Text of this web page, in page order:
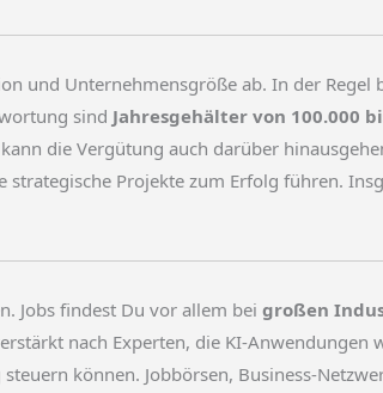
und Unternehmensgröße ab. In der Regel
sind Jahresgehälter von 100.000
die Vergütung auch darüber
strategische Projekte zum Erfolg führen.
Jobs findest Du vor allem bei großen
nach Experten, die KI-
können. Jobbörsen, Business-